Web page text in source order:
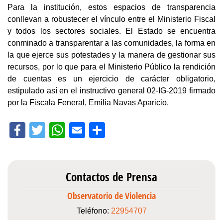
Para la institución, estos espacios de transparencia
conllevan a robustecer el vínculo entre el Ministerio Fiscal
y todos los sectores sociales. El Estado se encuentra
conminado a transparentar a las comunidades, la forma en
la que ejerce sus potestades y la manera de gestionar sus
recursos, por lo que para el Ministerio Público la rendición
de cuentas es un ejercicio de carácter obligatorio,
estipulado así en el instructivo general 02-IG-2019 firmado
por la Fiscala Feneral, Emilia Navas Aparicio.
Facebook
Twitter
WhatsApp
Email
Contactos de Prensa
Observatorio de Violencia
Teléfono: 22954707